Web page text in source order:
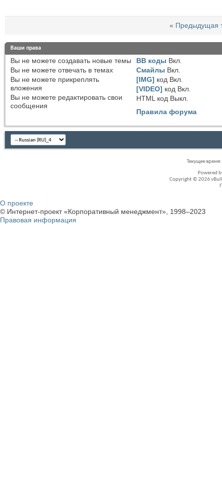
« Предыдущая
Ваши права
Вы не можете создавать новые темы
Вы не можете отвечать в темах
Вы не можете прикреплять
вложения
Вы не можете редактировать свои
сообщения
BB коды Вкл.
Смайлы Вкл.
[IMG] код Вкл.
[VIDEO] код Вкл.
HTML код Выкл.
Правила форума
Текущее время:
Powered
Copyright © 2026
О проекте
© Интернет-проект «Корпоративный менеджмент», 1998–2023
Правовая информация